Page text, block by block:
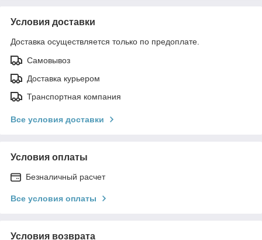
Условия доставки
Доставка осуществляется только по предоплате.
Самовывоз
Доставка курьером
Транспортная компания
Все условия доставки
Условия оплаты
Безналичный расчет
Все условия оплаты
Условия возврата